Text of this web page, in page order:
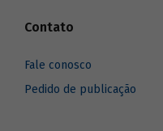
Contato
Fale conosco
Pedido de publicação